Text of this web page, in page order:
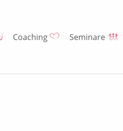
Coaching Seminare